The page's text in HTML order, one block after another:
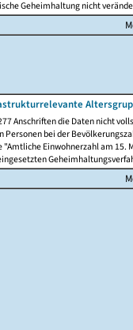
Geheimhaltung nicht
Anschriften die Daten nicht
bei der
"Amtliche Einwohnerzahl am